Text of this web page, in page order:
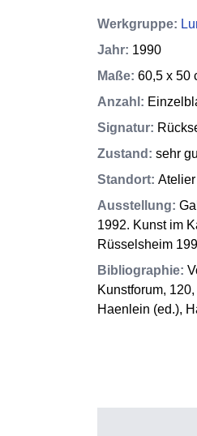
Werkgruppe:
Jahr: 1990
Maße: 60,5 x 50
Anzahl :
Signatur:
Zustand : sehr
Standort: Atelier
Ausstellung:
1992. Kunst im
Rüsselsheim
Bibliographie:
Kunstforum,
Haenlein (ed.),